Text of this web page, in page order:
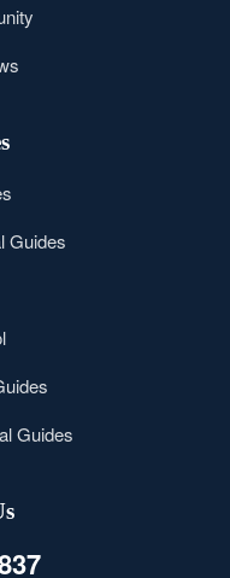
Guides
Guides